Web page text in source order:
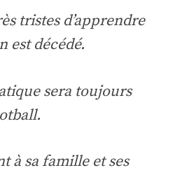
tristes d’apprendre
est décédé.
sera toujours
à sa famille et ses